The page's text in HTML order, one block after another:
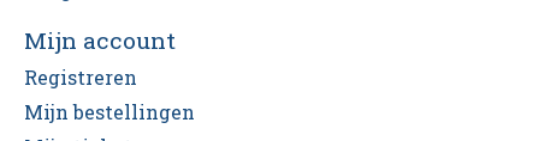
Mijn account
Registreren
Mijn bestellingen